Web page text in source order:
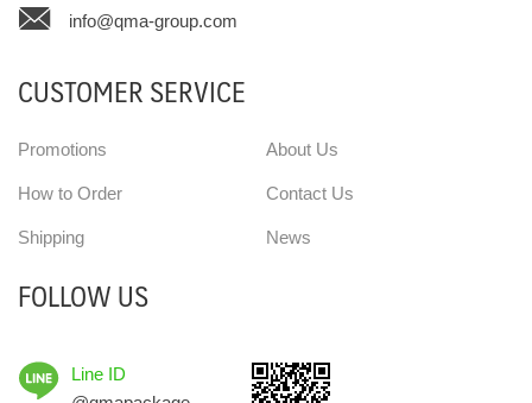
info@qma-group.com
CUSTOMER SERVICE
Promotions
How to Order
Shipping
About Us
Contact Us
News
FOLLOW US
Line ID